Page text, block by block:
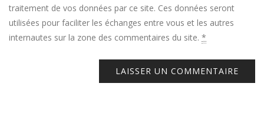
traitement de vos données par ce site. Ces données seront
utilisées pour faciliter les échanges entre vous et les autres
internautes sur la zone des commentaires du site. *